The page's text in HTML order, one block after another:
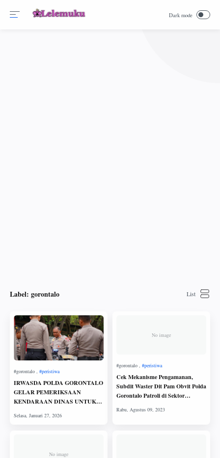
Label: gorontalo
IRWASDA POLDA GORONTALO
GELAR PEMERIKSAAN
KENDARAAN DINAS UNTUK
KEAMANAN
No image
Cek Mekanisme Pengamanan,
Subdit Waster Dit Pam Obvit Polda
Gorontalo Patroli di Sektor
No image